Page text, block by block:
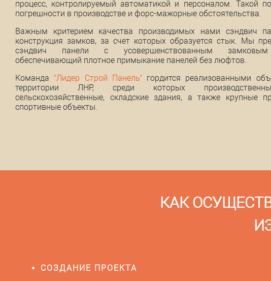
процесс, контролируемый автоматикой и персоналом. Такой
погрешности в производстве и форс-мажорные обстоятельства.
Важным критерием качества производимых нами сэндвич
конструкция замков, за счет которых образуется стык. Мы
сэндвич панели с усовершенствованным
обеспечивающий плотное примыкание панелей без люфтов.
Команда "Лидер Строй Панель" гордится реализованными
территории ЛНР, среди которых
сельскохозяйственные, складские здания, а также крупные
спортивные объекты.
КАК
СОЗДАНИЕ ПРОЕКТА